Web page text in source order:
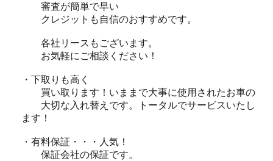
審査が簡単で早い
クレジットも自信のおすすめです。
各社リースもございます。
お気軽にご相談ください！
・下取りも高く
買い取ります！いままで大事に使用されたお車の
大切な入れ替えです。トータルでサービスいたし
ます！
・有料保証・・・人気！
保証会社の保証です。